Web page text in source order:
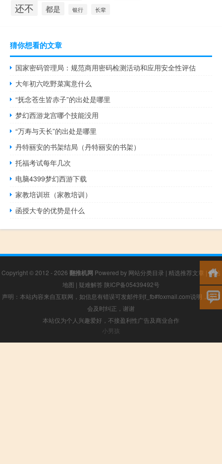
还不 都是 银行 长辈
猜你想看的文章
国家密码管理局：规范商用密码检测活动和应用安全性评估
大年初六吃野菜寓意什么
“抚念苍生皆赤子”的出处是哪里
梦幻西游龙宫哪个技能没用
“万寿与天长”的出处是哪里
丹特丽安的书架结局（丹特丽安的书架）
托福考试每年几次
电脑4399梦幻西游下载
家教培训班（家教培训）
函授大专的优势是什么
Copyright © 2012 - 2026 翻推机网 Powered by 网站分类目录 | 精选推荐文章 |网站
地图 | 疑难解答 陕ICP备05439492号
声明：本站内容来自互联网，如信息有错误可发邮件到f_fb#foxmail.com说明，我们
会及时纠正，谢谢
本站仅为个人兴趣爱好，不接盈利性广告及商业合作
小男孩